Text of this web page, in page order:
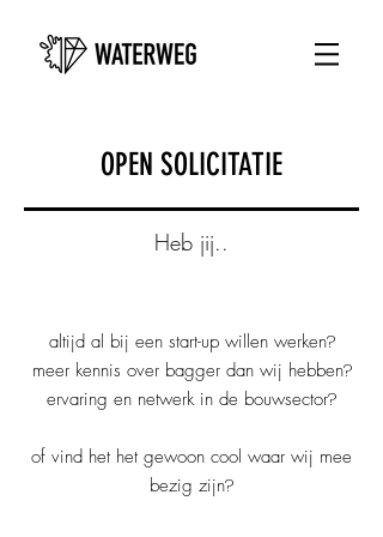
OPEN SOLICITATIE
Heb jij..
altijd al bij een start-up willen werken?
meer kennis over bagger dan wij hebben?
ervaring en netwerk in de bouwsector?
of vind het het gewoon cool waar wij mee
bezig zijn?